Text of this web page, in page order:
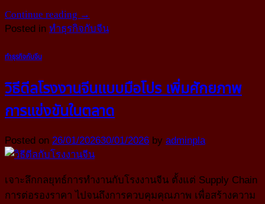
Continue reading →
Posted in ทำธุรกิจกับจีน
ทำธุรกิจกับจีน
วิธีดีลโรงงานจีนแบบมือโปร เพิ่มศักยภาพ
การแข่งขันในตลาด
Posted on 26/01/202630/01/2026 by adminpla
เจาะลึกกลยุทธ์การทำงานกับโรงงานจีน ตั้งแต่ Supply Chain
การต่อรองราคา ไปจนถึงการควบคุมคุณภาพ เพื่อสร้างความ